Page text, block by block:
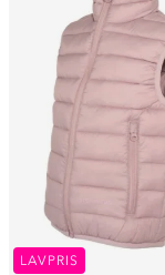
LAVPRIS